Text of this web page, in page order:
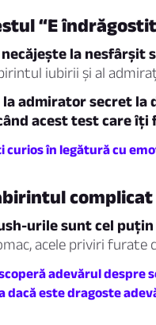
“E
necăjește la nesfârșit
iubirii și al
la admirator secret
acest test care îți
curios în legătură cu
urile sunt cel
acele priviri furate
adevărul despre
dacă este dragoste